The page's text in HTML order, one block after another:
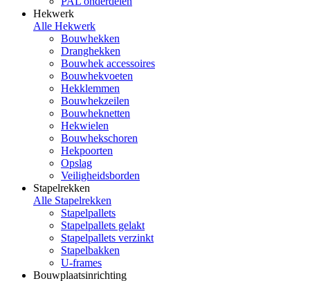
Hekwerk
Alle Hekwerk
Bouwhekken
Dranghekken
Bouwhek accessoires
Bouwhekvoeten
Hekklemmen
Bouwhekzeilen
Bouwheknetten
Hekwielen
Bouwhekschoren
Hekpoorten
Opslag
Veiligheidsborden
Stapelrekken
Alle Stapelrekken
Stapelpallets
Stapelpallets gelakt
Stapelpallets verzinkt
Stapelbakken
U-frames
Bouwplaatsinrichting